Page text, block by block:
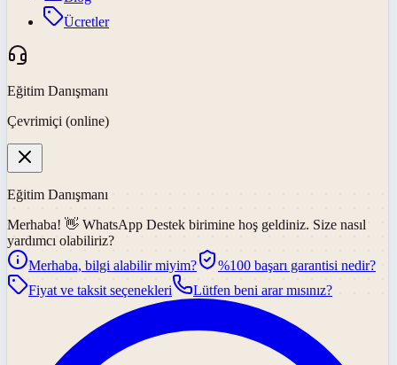
Ücretler
Eğitim Danışmanı
Çevrimiçi (online)
Eğitim Danışmanı
Merhaba! 👋 WhatsApp Destek birimine hoş geldiniz. Size nasıl
yardımcı olabiliriz?
Merhaba, bilgi alabilir miyim?
%100 başarı garantisi nedir?
Fiyat ve taksit seçenekleri
Lütfen beni arar mısınız?